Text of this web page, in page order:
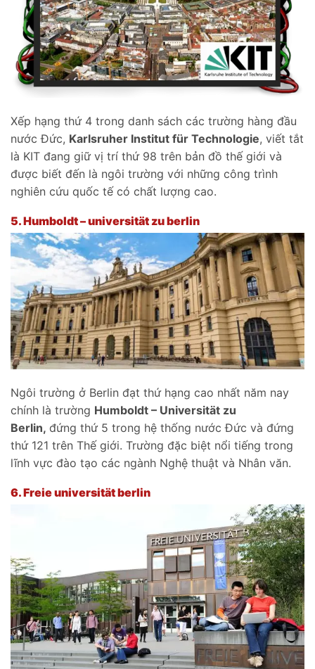
Xếp hạng thứ 4 trong danh sách các trường hàng đầu
nước Đức, Karlsruher Institut für Technologie, viết tắt
là KIT đang giữ vị trí thứ 98 trên bản đồ thế giới và
được biết đến là ngôi trường với những công trình
nghiên cứu quốc tế có chất lượng cao.
5.Humboldt – universität zu berlin
Ngôi trường ở Berlin đạt thứ hạng cao nhất năm nay
chính là trường Humboldt – Universität zu
Berlin, đứng thứ 5 trong hệ thống nước Đức và đứng
thứ 121 trên Thế giới. Trường đặc biệt nổi tiếng trong
lĩnh vực đào tạo các ngành Nghệ thuật và Nhân văn.
6.Freie universität berlin